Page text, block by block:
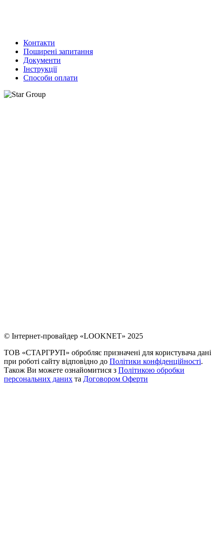
Контакти
Поширені запитання
Документи
Інструкції
Способи оплати
© Інтернет-провайдер «LOOKNET» 2025
ТОВ «СТАРГРУП» обробляє призначені для користувача дані
при роботі сайту відповідно до Політики конфіденційності.
Також Ви можете ознайомитися з Політикою обробки
персональних даних та Договором Оферти